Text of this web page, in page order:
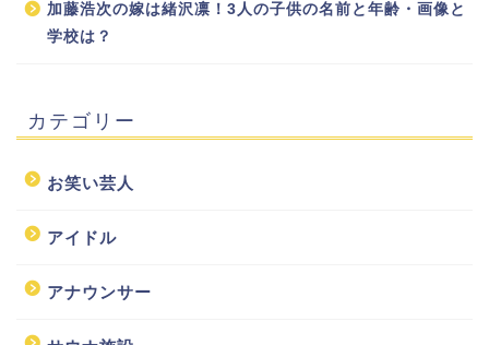
加藤浩次の嫁は緒沢凛！3人の子供の名前と年齢・画像と
学校は？
カテゴリー
お笑い芸人
アイドル
アナウンサー